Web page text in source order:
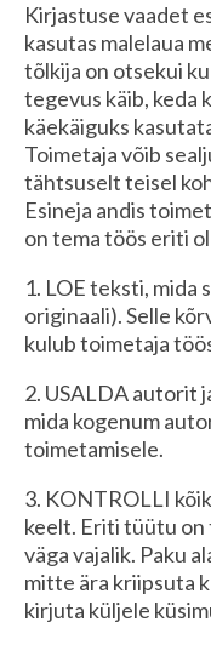
Kirjastuse vaadet
kasutas malelaua
tõlkija on otsekui
tegevus käib, keda
käekäiguks
Toimetaja võib
tähtsuselt teisel
Esineja andis
on tema töös eriti
1. LOE teksti, mida
originaali). Selle
kulub toimetaja
2. USALDA autorit
mida kogenum
toimetamisele.
3. KONTROLLI
keelt. Eriti tüütu on
väga vajalik. Paku
mitte ära kriipsuta
kirjuta küljele